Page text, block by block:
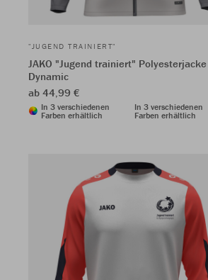
"JUGEND TRAINIERT"
JAKO "Jugend trainiert" Polyesterjacke
Dynamic
ab 44,99 €
In 3 verschiedenen
Farben erhältlich
In 3 verschiedenen
Farben erhältlich